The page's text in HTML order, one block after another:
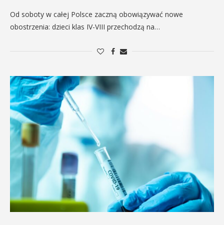
Od soboty w całej Polsce zaczną obowiązywać nowe
obostrzenia: dzieci klas IV-VIII przechodzą na…